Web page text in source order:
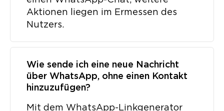
Aktionen liegen im Ermessen des
Nutzers.
Wie sende ich eine neue Nachricht
über WhatsApp, ohne einen Kontakt
hinzuzufügen?
Mit dem WhatsApp-Linkgenerator